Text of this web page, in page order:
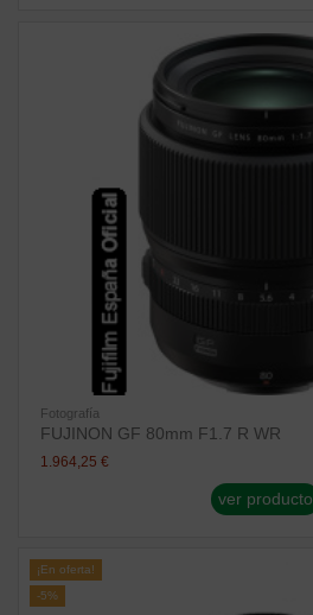
Fotografía
FUJINON GF 80mm F1.7 R WR
1.964,25 €
ver producto
¡En oferta!
-5%